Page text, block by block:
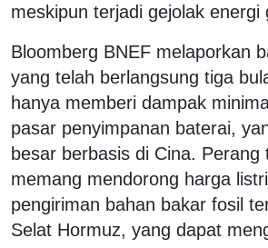
meskipun terjadi gejolak energi
Bloomberg BNEF melaporkan
yang telah berlangsung tiga
hanya memberi dampak
pasar penyimpanan baterai,
besar berbasis di Cina. Perang
memang mendorong harga
pengiriman bahan bakar fosil
Selat Hormuz, yang dapat